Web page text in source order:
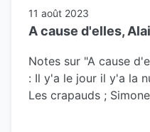
11 août 2023
A cause d'elles,
Notes sur "A cause
: Il y'a le jour il y'a la
Les crapauds ; Simone